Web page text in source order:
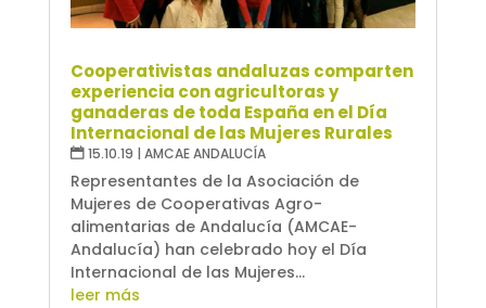
Cooperativistas andaluzas comparten
experiencia con agricultoras y
ganaderas de toda España en el Día
Internacional de las Mujeres Rurales
15.10.19 | AMCAE ANDALUCÍA
Representantes de la Asociación de
Mujeres de Cooperativas Agro-
alimentarias de Andalucía (AMCAE-
Andalucía) han celebrado hoy el Día
Internacional de las Mujeres...
leer más